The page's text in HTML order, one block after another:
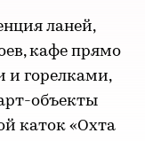
ланей,
кафе прямо
и горелками,
объекты
каток «Охта